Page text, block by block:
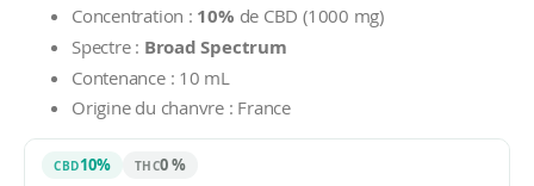
Concentration : 10% de CBD (1000 mg)
Spectre : Broad Spectrum
Contenance : 10 mL
Origine du chanvre : France
CBD10% THC0 %